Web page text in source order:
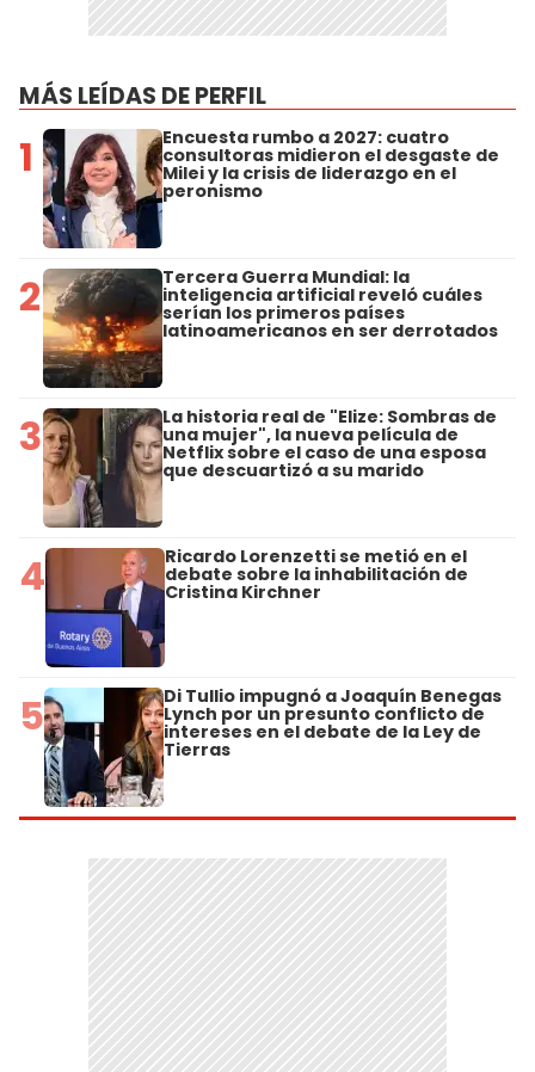
MÁS LEÍDAS DE PERFIL
1 Encuesta rumbo a 2027: cuatro
consultoras midieron el desgaste de
Milei y la crisis de liderazgo en el
peronismo
2 Tercera Guerra Mundial: la
inteligencia artificial reveló cuáles
serían los primeros países
latinoamericanos en ser derrotados
3 La historia real de "Elize: Sombras de
una mujer", la nueva película de
Netflix sobre el caso de una esposa
que descuartizó a su marido
4 Ricardo Lorenzetti se metió en el
debate sobre la inhabilitación de
Cristina Kirchner
5 Di Tullio impugnó a Joaquín Benegas
Lynch por un presunto conflicto de
intereses en el debate de la Ley de
Tierras